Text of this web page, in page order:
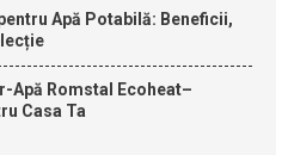
Apă Potabilă: Beneficii,
Apă Romstal Ecoheat–
Casa Ta